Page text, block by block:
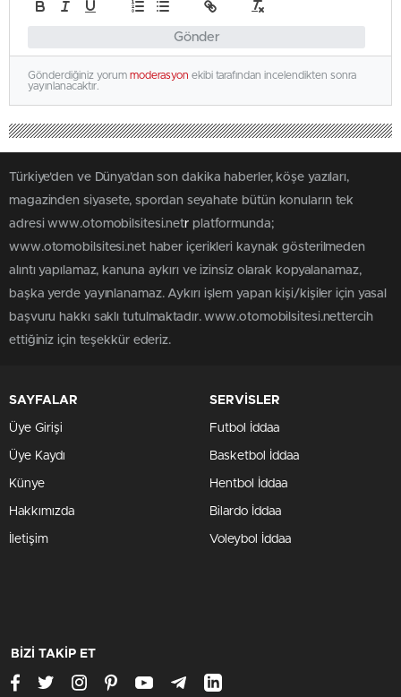
Gönder
Gönderdiğiniz yorum moderasyon ekibi tarafından incelendikten sonra
yayınlanacaktır.
Türkiye'den ve Dünya’dan son dakika haberler, köşe yazıları,
magazinden siyasete, spordan seyahate bütün konuların tek
adresi www.otomobilsitesi.netr platformunda;
www.otomobilsitesi.net haber içerikleri kaynak gösterilmeden
alıntı yapılamaz, kanuna aykırı ve izinsiz olarak kopyalanamaz,
başka yerde yayınlanamaz. Aykırı işlem yapan kişi/kişiler için yasal
başvuru hakkı saklı tutulmaktadır. www.otomobilsitesi.nettercih
ettiğiniz için teşekkür ederiz.
SAYFALAR
Üye Girişi
Üye Kaydı
Künye
Hakkımızda
İletişim
SERVİSLER
Futbol İddaa
Basketbol İddaa
Hentbol İddaa
Bilardo İddaa
Voleybol İddaa
BİZİ TAKİP ET